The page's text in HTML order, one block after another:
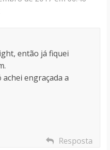
então já fiquei
engraçada a
Resposta